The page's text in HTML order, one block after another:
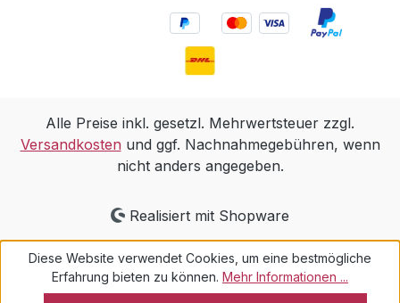
Alle Preise inkl. gesetzl. Mehrwertsteuer zzgl.
Versandkostenund ggf. Nachnahmegebühren, wenn
nicht anders angegeben.
Realisiert mit Shopware
Diese Website verwendet Cookies, um eine bestmögliche
Erfahrung bieten zu können. Mehr Informationen ...